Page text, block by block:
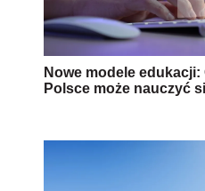
Nowe modele
Polsce może nauczyć